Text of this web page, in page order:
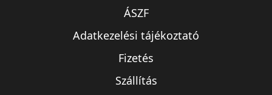
ÁSZF
Adatkezelési tájékoztató
Fizetés
Szállítás